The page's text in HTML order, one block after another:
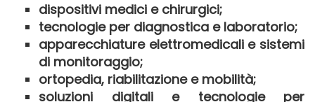
dispositivi medici e chirurgici;
tecnologie per diagnostica e laboratorio;
apparecchiature elettromedicali e sistemi
di monitoraggio;
ortopedia, riabilitazione e mobilità;
soluzioni digitali e tecnologie per